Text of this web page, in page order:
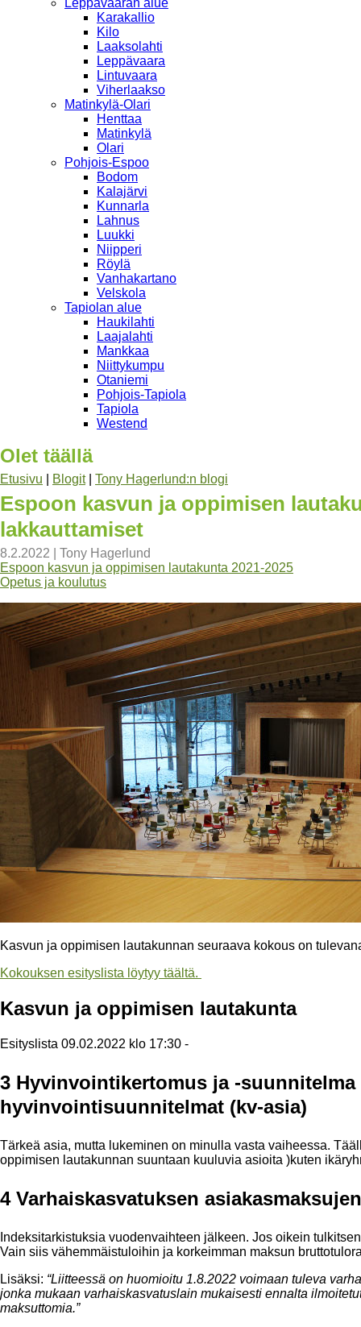
Karakallio
Kilo
Laaksolahti
Leppävaara
Lintuvaara
Viherlaakso
Matinkylä-Olari
Henttaa
Matinkylä
Olari
Pohjois-Espoo
Bodom
Kalajärvi
Kunnarla
Lahnus
Luukki
Niipperi
Röylä
Vanhakartano
Velskola
Tapiolan alue
Haukilahti
Laajalahti
Mankkaa
Niittykumpu
Otaniemi
Pohjois-Tapiola
Tapiola
Westend
Olet täällä
Etusivu Blogit| Tony Hagerlund:n blogi
Espoon kasvun ja oppimisen
lakkauttamiset
8.2.2022
Tony Hagerlund
Espoon kasvun ja oppimisen lautakunta 2021-2025
Opetus ja koulutus
Kasvun ja oppimisen lautakunnan seuraava kokous on
Kokouksen esityslista löytyy täältä.
Kasvun ja oppimisen lautakunta
Esityslista 09.02.2022 klo 17:30 -
3 Hyvinvointikertomus ja -suunnitelma
hyvinvointisuunnitelmat (kv-asia)
Tärkeä asia, mutta lukeminen on minulla vasta vaiheessa.
oppimisen lautakunnan suuntaan kuuluvia asioita )kuten
4 Varhaiskasvatuksen
Indeksitarkistuksia vuodenvaihteen jälkeen. Jos oikein
Vain siis vähemmäistuloihin ja korkeimman maksun
Lisäksi: “Liitteessä on huomioitu 1.8.2022 voimaan tuleva
jonka mukaan varhaiskasvatuslain mukaisesti ennalta
maksuttomia.”